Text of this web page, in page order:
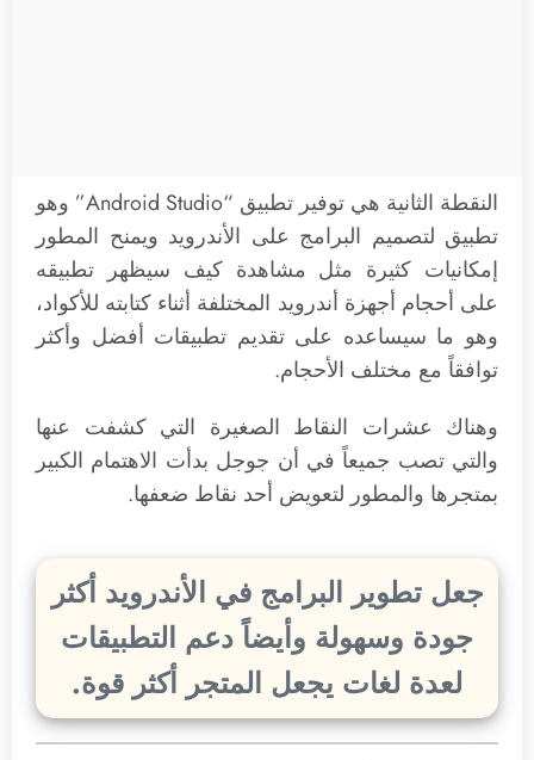
النقطة الثانية هي توفير تطبيق “Android Studio” وهو
تطبيق لتصميم البرامج على الأندرويد ويمنح المطور
إمكانيات كثيرة مثل مشاهدة كيف سيظهر تطبيقه
على أحجام أجهزة أندرويد المختلفة أثناء كتابته للأكواد،
وهو ما سيساعده على تقديم تطبيقات أفضل وأكثر
توافقاً مع مختلف الأحجام.
وهناك عشرات النقاط الصغيرة التي كشفت عنها
والتي تصب جميعاً في أن جوجل بدأت الاهتمام الكبير
بمتجرها والمطور لتعويض أحد نقاط ضعفها.
جعل تطوير البرامج في الأندرويد أكثر
جودة وسهولة وأيضاً دعم التطبيقات
لعدة لغات يجعل المتجر أكثر قوة.